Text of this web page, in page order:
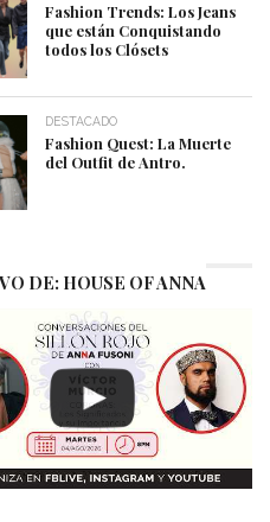
Fashion Trends: Los Jeans
que están Conquistando
todos los Clósets
DESTACADO
Fashion Quest: La Muerte
del Outfit de Antro.
DE: HOUSE OF ANNA